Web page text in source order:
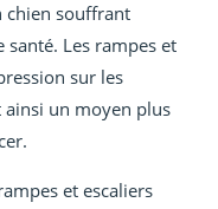
souffrant
santé. Les rampes et
sur les
un moyen plus
et escaliers